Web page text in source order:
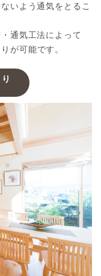
いよう通気をとるこ
通気工法によって
が可能です。